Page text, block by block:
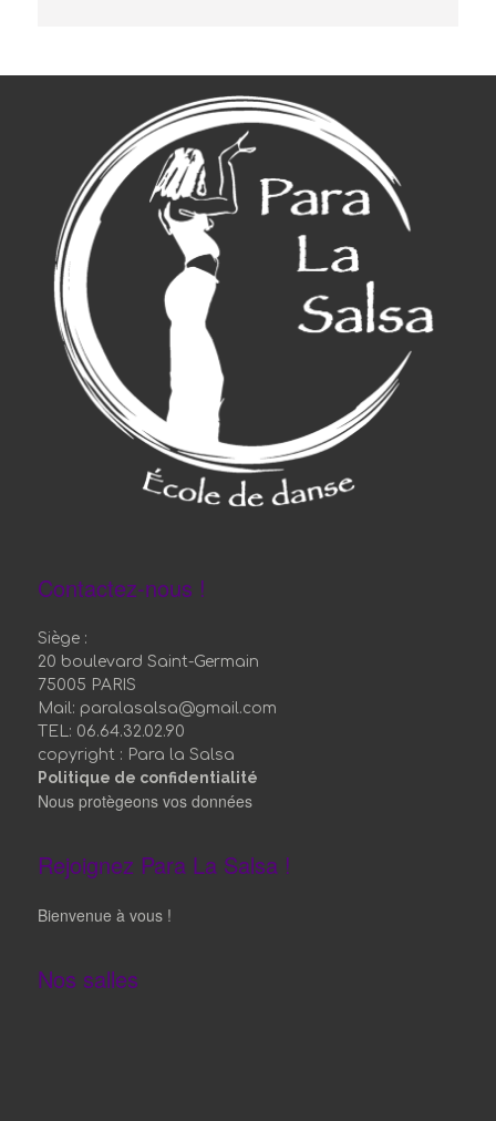
Contactez-nous !
Mail: paralasalsa@gmail.com
copyright : Para la Salsa
Politique de confidentialité
Nous protègeons vos données
Rejoignez Para La Salsa !
Bienvenue à vous !
Nos salles